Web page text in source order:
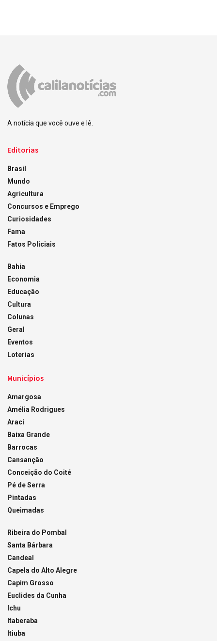
A notícia que você ouve e lê.
Editorias
Brasil
Mundo
Agricultura
Concursos e Emprego
Curiosidades
Fama
Fatos Policiais
Bahia
Economia
Educação
Cultura
Colunas
Geral
Eventos
Loterias
Municípios
Amargosa
Amélia Rodrigues
Araci
Baixa Grande
Barrocas
Cansanção
Conceição do Coité
Pé de Serra
Pintadas
Queimadas
Ribeira do Pombal
Santa Bárbara
Candeal
Capela do Alto Alegre
Capim Grosso
Euclides da Cunha
Ichu
Itaberaba
Itiuba